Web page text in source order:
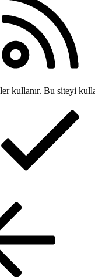
kullanır. Bu siteyi